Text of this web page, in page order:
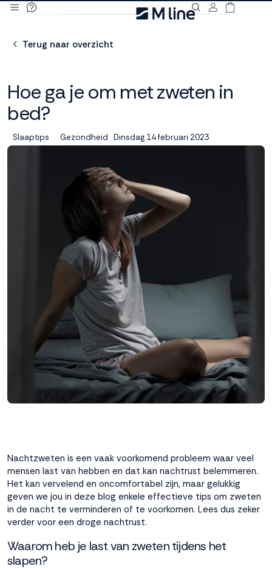
gebruikt
M line plaatst
analytische en
Dankzij functionele
cookies werkt de
website goed, terwijl
cookies ons helpen
om de website te
verbeteren. Via de
marketing cookies
kunnen we jouw
interactie met ons
binnen en buiten
onze website te
volgen. Dat doen we
legitiem en belangrijk,
anoniem. Meer
weten? LeesBekijk
dit overzichtvoor
cookieinstellingen en
onze marketing
cookies. Kies je voor
Weigeren? Dan
plaatsen we alleen
functionele en
analytische cookies.
Terug naar overzicht
Hoe ga je om met zweten in
bed?
Slaaptips Gezondheid Dinsdag 14 februari 2023
Nachtzweten is een vaak voorkomend probleem waar veel
mensen last van hebben en dat kan nachtrust belemmeren.
Het kan vervelend en oncomfortabel zijn, maar gelukkig
geven we jou in deze blog enkele effectieve tips om zweten
in de nacht te verminderen of te voorkomen. Lees dus zeker
verder voor een droge nachtrust.
Waarom heb je last van zweten tijdens het
slapen?